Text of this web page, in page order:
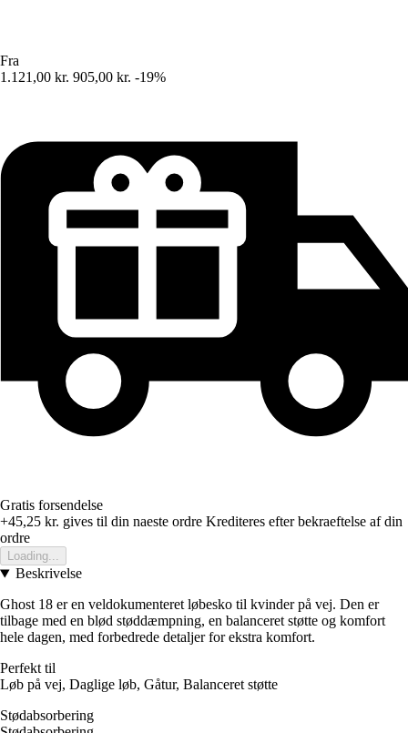
Fra
1.121,00 kr. 905,00 kr. -19%
Gratis forsendelse
+45,25 kr. gives til din naeste ordre Krediteres efter bekraeftelse af din
ordre
Loading...
Beskrivelse
Ghost 18 er en veldokumenteret løbesko til kvinder på vej. Den er
tilbage med en blød støddæmpning, en balanceret støtte og komfort
hele dagen, med forbedrede detaljer for ekstra komfort.
Perfekt til
Løb på vej, Daglige løb, Gåtur, Balanceret støtte
Stødabsorbering